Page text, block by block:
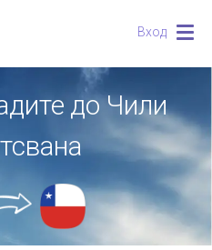
Вход
до Чили